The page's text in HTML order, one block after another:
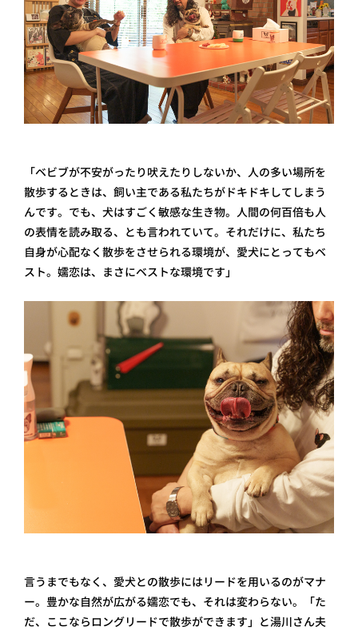
「ベビブが不安がったり吠えたりしないか、人の多い場所を
散歩するときは、飼い主である私たちがドキドキしてしまう
んです。でも、犬はすごく敏感な生き物。人間の何百倍も人
の表情を読み取る、とも言われていて。それだけに、私たち
自身が心配なく散歩をさせられる環境が、愛犬にとってもベ
スト。嬬恋は、まさにベストな環境です」
言うまでもなく、愛犬との散歩にはリードを用いるのがマナ
ー。豊かな自然が広がる嬬恋でも、それは変わらない。「た
だ、ここならロングリードで散歩ができます」と湯川さん夫